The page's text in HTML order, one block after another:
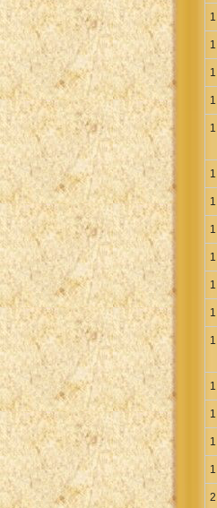
1
1
1
1
1
1
1
1
1
1
1
1
1
1
1
1
2